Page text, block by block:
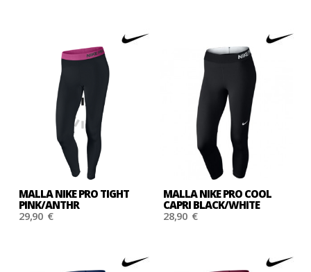
MALLA NIKE PRO TIGHT
PINK/ANTHR
29,90 €
MALLA NIKE PRO COOL
CAPRI BLACK/WHITE
28,90 €